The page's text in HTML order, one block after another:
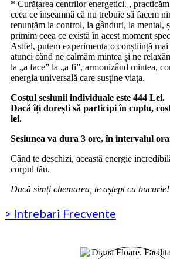
* Curățarea centrilor energetici. ,
ceea ce înseamnă că nu trebuie să facem
renunțăm la control, la gânduri, la mental,
primim ceea ce există în acest moment
Astfel, putem experimenta o conștiință mai
atunci când ne calmăm mintea și ne
la „a face” la „a fi”, armonizând mintea,
energia universală care susține viața.
Costul sesiunii individuale este 444 Lei.
Dacă îți dorești să participi în cuplu,
lei.
Sesiunea va dura 3 ore, în intervalul
Când te deschizi, această energie
corpul tău.
Dacă simți chemarea, te aștept cu bucurie!
> Intrebari Frecvente